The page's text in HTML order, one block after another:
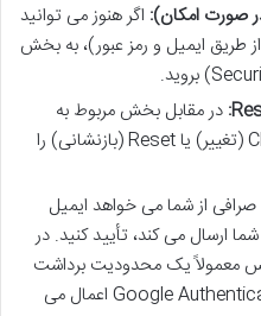
اگر هنوز می توانید
طریق ایمیل و رمز عبور)، به بخش
در مقابل بخش مربوط به
Authenticator، گزینه Change (تغییر) یا Reset (بازنشانی) را
صرافی از شما می خواهد ایمیل
ارسال می کند، تأیید کنید. در
معمولاً یک محدودیت برداشت
۲۴ ساعته پس از بازنشانی Google Authenticator اعمال می